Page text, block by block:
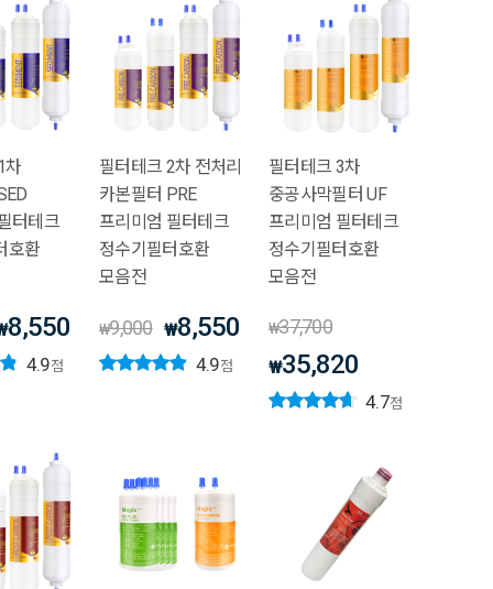
차
터테크
호환
8,550
4.9점
필터테크 2차 전처리
카본필터 PRE
프리미엄 필터테크
정수기필터호환
모음전
₩9,000 ₩8,550
4.9점
필터테크 3차
중공사막필터 UF
프리미엄 필터테크
정수기필터호환
모음전
₩37,700
₩35,820
4.7점